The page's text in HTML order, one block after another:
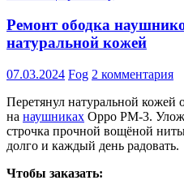
Ремонт ободка
натуральной кожей
07.03.2024 Fog 2 комментария
Перетянул натуральной
на наушниках Oppo PM-3.
строчка прочной вощёной
долго и каждый день радовать.
Чтобы заказать: